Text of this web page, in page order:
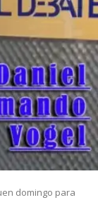
domingo para